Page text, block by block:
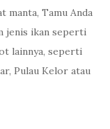
manta, Tamu Anda
jenis ikan seperti
lainnya, seperti
Pulau Kelor atau